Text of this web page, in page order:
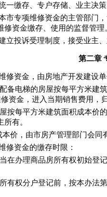
一缴存、专户存储、业主决
市专项维修资金的主管部门
资金缴存、使用的监督管理
立投诉受理制度，接受业主
第二章
修资金，由房地产开发建设
备电梯的房屋按每平方米建
资金，进入当期销售费用，
按每平方米建筑面积成本价
有。
价，由市房产管理部门会同
修资金的缴存时限：
在办理商品房所有权初始登
有权分户登记前，按本办法